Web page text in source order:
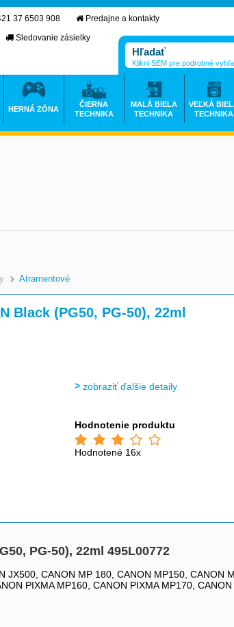
>
Atramentové
Black (PG50, PG-50), 22ml
zobraziť ďalšie detaily
Hodnotenie produktu
Hodnotené 16x
PG-50), 22ml 495L00772
CANON MP 180, CANON MP150, CANON
PIXMA MP160, CANON PIXMA MP170,
37 6503 908
Predajne a kontakty
Sledovanie zásielky
Klikni SEM pre podrobné
HERNÁ ZÓNA
ČIERNA
TECHNIKA
MALÁ BIELA
TECHNIKA
VEĽKÁ
TECHNIKA